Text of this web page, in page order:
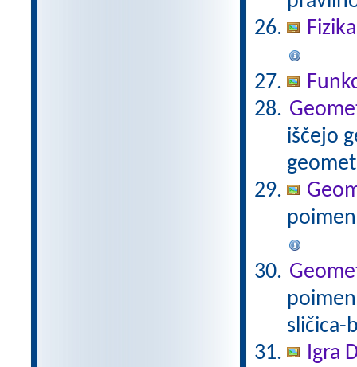
iščejo
sličica-
Igra